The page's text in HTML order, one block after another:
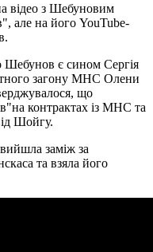
відео з Шебуновим
але на його YouTube-
Шебунов є сином Сергія
загону МНС Олени
що
контрактах із МНС та
Шойгу.
заміж за
та взяла його